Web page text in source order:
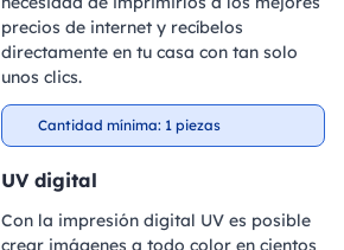
precios de internet y recíbelos
directamente en tu casa con tan solo
unos clics.
Cantidad mínima: 1 piezas
UV digital
Con la impresión digital UV es posible
crear imágenes a todo color en cientos